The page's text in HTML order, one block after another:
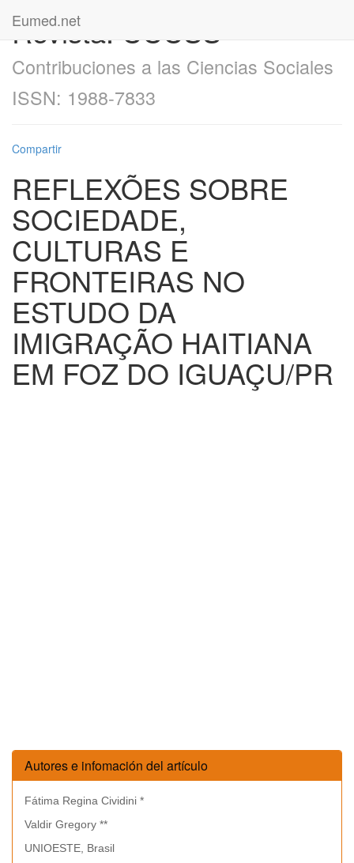
Eumed.net
Revista: CCCSS
Contribuciones a las Ciencias Sociales
ISSN: 1988-7833
Compartir
REFLEXÕES SOBRE
SOCIEDADE,
CULTURAS E
FRONTEIRAS NO
ESTUDO DA
IMIGRAÇÃO HAITIANA
EM FOZ DO IGUAÇU/PR
Autores e infomación del artículo
Fátima Regina Cividini *
Valdir Gregory **
UNIOESTE, Brasil